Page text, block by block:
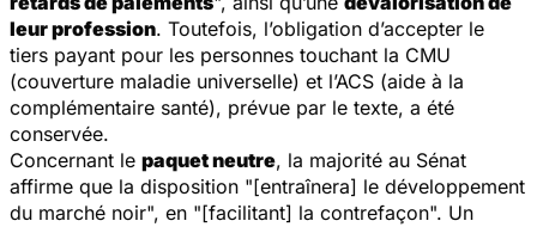
leur profession. Toutefois, l’obligation d’accepter le
tiers payant pour les personnes touchant la CMU
(couverture maladie universelle) et l’ACS (aide à la
complémentaire santé), prévue par le texte, a été
conservée.
Concernant le paquet neutre, la majorité au Sénat
affirme que la disposition "[entraînera] le développement
du marché noir", en "[facilitant] la contrefaçon". Un